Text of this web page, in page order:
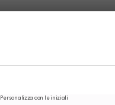
Personalizza con le iniziali